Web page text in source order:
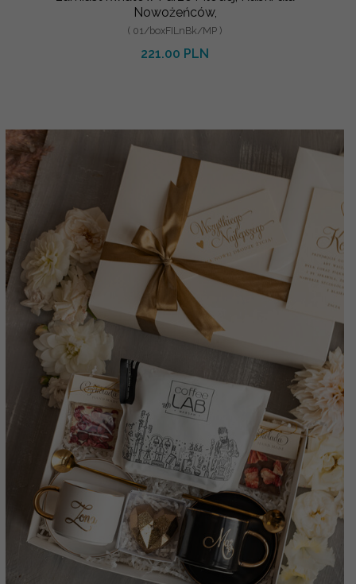
Nowożeńców,
( 01/boxFILnBk/MP )
221.00 PLN